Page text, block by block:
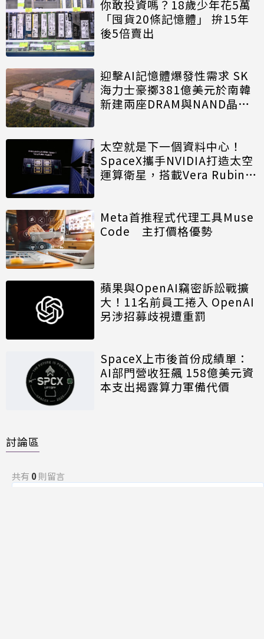
你敢投資嗎？18歲少年花5萬
「囤貨20條記憶體」 拚15年
後5倍賣出
迎擊AI記憶體爆發性需求 SK
海力士豪擲381億美元於南韓
新建兩座DRAM與NAND晶圓
太空就是下一個資料中心！
SpaceX攜手NVIDIA打造太空
運算衛星，搭載Vera Rubin運
Meta首推程式代理工具Muse
Code 主打價格優勢
蘋果與OpenAI竊密訴訟戰擴
大！11名前員工捲入 OpenAI
另涉招募歧視遭重罰
SpaceX上市後首份成績單：
AI部門營收狂飆 158億美元資
本支出揭露算力軍備代價
討論區
共有 0則留言